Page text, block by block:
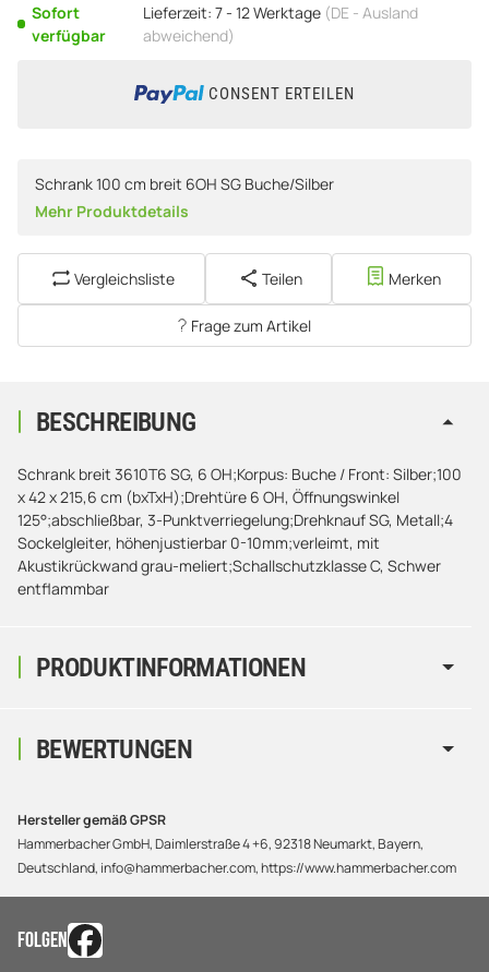
Sofort
verfügbar
Lieferzeit: 7 - 12 Werktage (DE - Ausland
abweichend)
CONSENT ERTEILEN
Schrank 100 cm breit 6OH SG Buche/Silber
Mehr Produktdetails
Vergleichsliste Teilen Merken
Frage zum Artikel
PRODUKTINFORMATIONEN
BESCHREIBUNG
Schrank breit 3610T6 SG, 6 OH;Korpus: Buche / Front: Silber;100
x 42 x 215,6 cm (bxTxH);Drehtüre 6 OH, Öffnungswinkel
125°;abschließbar, 3-Punktverriegelung;Drehknauf SG, Metall;4
Sockelgleiter, höhenjustierbar 0-10mm;verleimt, mit
Akustikrückwand grau-meliert;Schallschutzklasse C, Schwer
entflammbar
BEWERTUNGEN
Hersteller gemäß GPSR
Hammerbacher GmbH, Daimlerstraße 4 +6, 92318 Neumarkt, Bayern,
Deutschland, info@hammerbacher.com, https://www.hammerbacher.com
FOLGEN